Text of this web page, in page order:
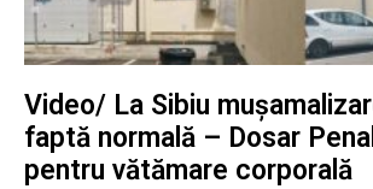
Video/ La Sibiu
faptă normală – Dosar
pentru vătămare corporală